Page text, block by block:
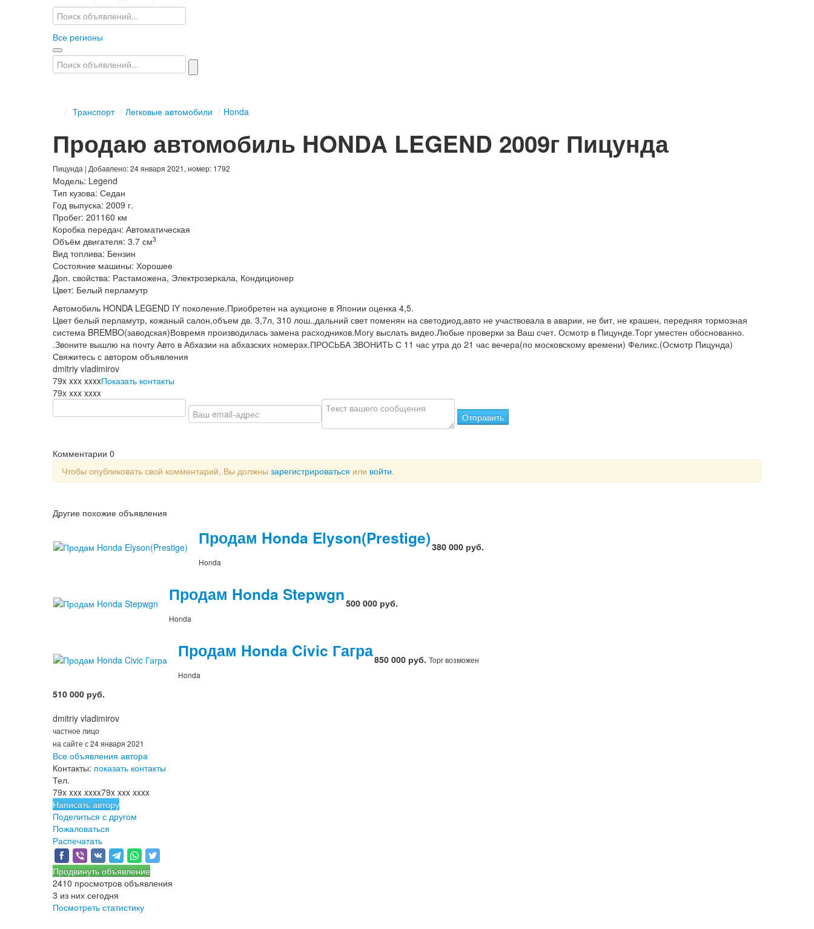
Все регионы
/ Транспорт / Легковые автомобили / Honda
Продаю автомобиль HONDA LEGEND 2009г Пицунда
Пицунда | Добавлено: 24 января 2021, номер: 1792
Модель: Legend
Тип кузова: Седан
Год выпуска: 2009 г.
Пробег: 201160 км
Коробка передач: Автоматическая
Объём двигателя: 3.7 см3
Вид топлива: Бензин
Состояние машины: Хорошее
Доп. свойства: Растаможена, Электрозеркала, Кондиционер
Цвет: Белый перламутр
Автомобиль HONDA LEGEND IY поколение.Приобретен на аукционе в Японии оценка 4,5.
Цвет белый перламутр, кожаный салон,объем дв. 3,7л, 310 лош.,дальний свет поменян на светодиод,авто не участвовала в аварии, не бит, не крашен, передняя тормозная
система BREMBO(заводская)Вовремя производилась замена расходников.Могу выслать видео.Любые проверки за Ваш счет. Осмотр в Пицунде.Торг уместен обоснованно.
.Звоните вышлю на почту Авто в Абхазии на абхазских номерах.ПРОСЬБА ЗВОНИТЬ С 11 час утра до 21 час вечера(по московскому времени) Феликс.(Осмотр Пицунда)
Свяжитесь с автором объявления
dmitriy vladimirov
79x xxx xxxxПоказать контакты
79x xxx xxxx
Отправить
Комментарии 0
Чтобы опубликовать свой комментарий, Вы должны зарегистрироваться или войти.
Другие похожие объявления
Продам Honda Elyson(Prestige)
Honda
380 000 руб.
Продам Honda Stepwgn
Honda
500 000 руб.
Продам Honda Civic Гагра
Honda
850 000 руб. Торг возможен
510 000 руб.
dmitriy vladimirov
частное лицо
на сайте с 24 января 2021
Все объявления автора
Контакты: показать контакты
Тел.
79x xxx xxxx79x xxx xxxx
Написать автору
Поделиться с другом
Пожаловаться
Распечатать
Продвинуть объявление
2410 просмотров объявления
3 из них сегодня
Посмотреть статистику